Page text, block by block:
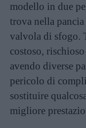
modello in due
trova nella pancia
valvola di sfogo.
costoso,
avendo diverse
pericolo di
sostituire
migliore